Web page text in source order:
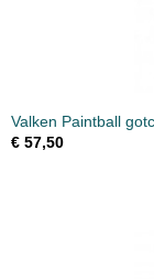
Valken Paintball
€ 57,50